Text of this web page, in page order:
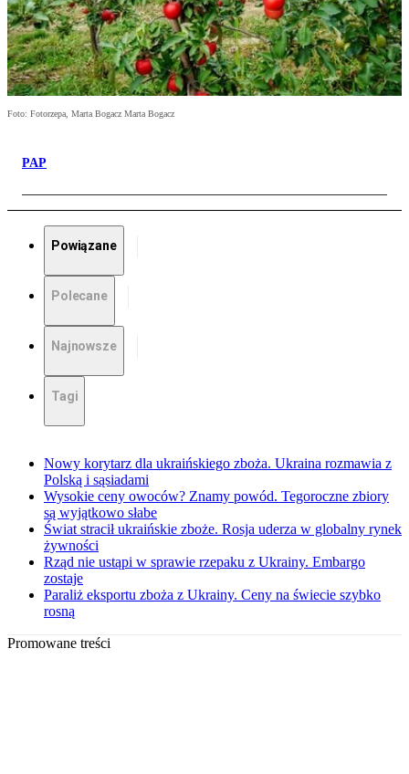
Foto: Fotorzepa, Marta Bogacz Marta Bogacz
PAP
Powiązane
Polecane
Najnowsze
Tagi
Nowy korytarz dla ukraińskiego zboża. Ukraina rozmawia z
Polską i sąsiadami
Wysokie ceny owoców? Znamy powód. Tegoroczne zbiory
są wyjątkowo słabe
Świat stracił ukraińskie zboże. Rosja uderza w globalny rynek
żywności
Rząd nie ustąpi w sprawie rzepaku z Ukrainy. Embargo
zostaje
Paraliż eksportu zboża z Ukrainy. Ceny na świecie szybko
rosną
Promowane treści